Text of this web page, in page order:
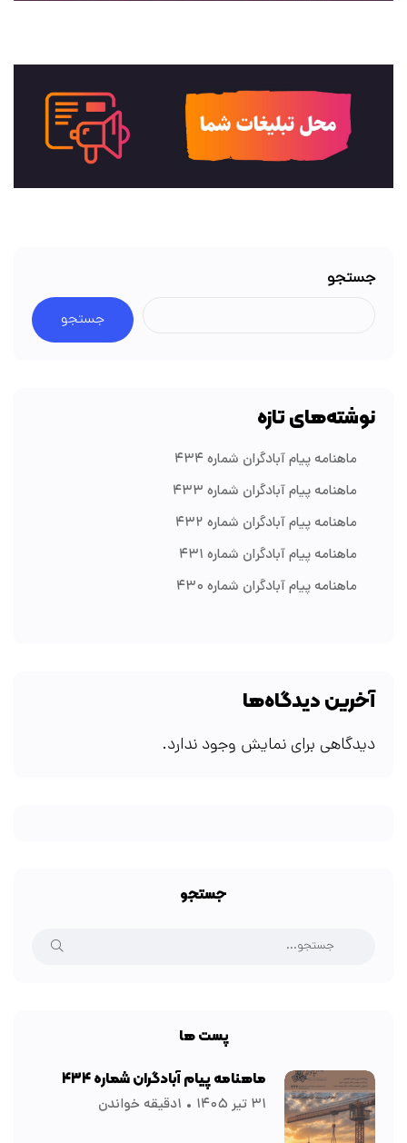
جستجو
جستجو
نوشته‌های تازه
ماهنامه پیام آبادگران شماره ۴۳۴
ماهنامه پیام آبادگران شماره ۴۳۳
ماهنامه پیام آبادگران شماره ۴۳۲
ماهنامه پیام آبادگران شماره ۴۳۱
ماهنامه پیام آبادگران شماره ۴۳۰
آخرین دیدگاه‌ها
دیدگاهی برای نمایش وجود ندارد.
جستجو
پست ها
ماهنامه پیام آبادگران شماره ۴۳۴
۳۱ تیر ۱۴۰۵ ۱دقیقه خواندن